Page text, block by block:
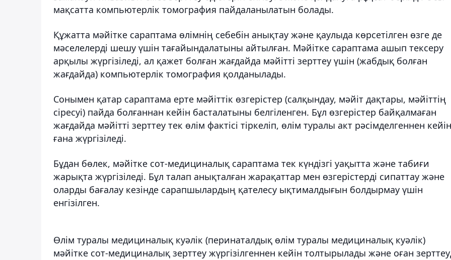
мақсатта компьютерлік томография пайдаланылатын болады.
Құжатта мәйітке сараптама өлімнің себебін анықтау және қаулыда көрсетілген өзге де
мәселелерді шешу үшін тағайындалатыны айтылған. Мәйітке сараптама ашып тексеру
арқылы жүргізіледі, ал қажет болған жағдайда мәйітті зерттеу үшін (жабдық болған
жағдайда) компьютерлік томография қолданылады.
Сонымен қатар сараптама ерте мәйіттік өзгерістер (салқындау, мәйіт дақтары, мәйіттің
сіресуі) пайда болғаннан кейін басталатыны белгіленген. Бұл өзгерістер байқалмаған
жағдайда мәйітті зерттеу тек өлім фактісі тіркеліп, өлім туралы акт рәсімделгеннен кейін
ғана жүргізіледі.
Бұдан бөлек, мәйітке сот-медициналық сараптама тек күндізгі уақытта және табиғи
жарықта жүргізіледі. Бұл талап анықталған жарақаттар мен өзгерістерді сипаттау және
оларды бағалау кезінде сарапшылардың қателесу ықтималдығын болдырмау үшін
енгізілген.
Өлім туралы медициналық куәлік (перинаталдық өлім туралы медициналық куәлік)
мәйітке сот-медициналық зерттеу жүргізілгеннен кейін толтырылады және оған